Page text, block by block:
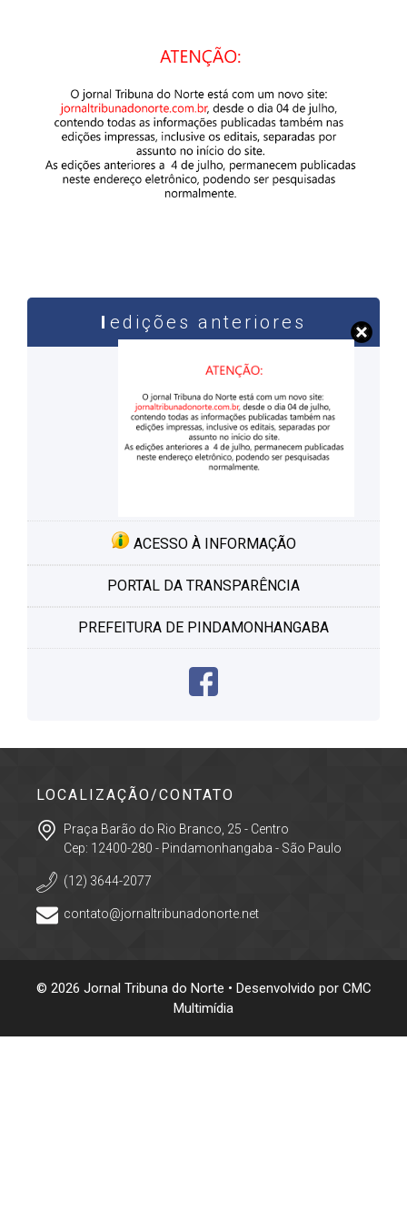
edições anteriores
ACESSO À INFORMAÇÃO
PORTAL DA TRANSPARÊNCIA
PREFEITURA DE PINDAMONHANGABA
LOCALIZAÇÃO/CONTATO
Praça Barão do Rio Branco, 25 - Centro
Cep: 12400-280 - Pindamonhangaba - São Paulo
(12) 3644-2077
contato@jornaltribunadonorte.net
© 2026 Jornal Tribuna do Norte • Desenvolvido por CMC
Multimídia